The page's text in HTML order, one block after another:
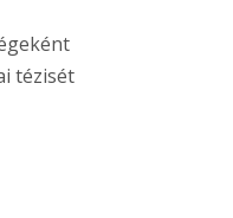
tézisét